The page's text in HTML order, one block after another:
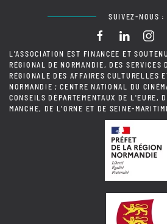
SUIVEZ-NOUS :
L'ASSOCIATION EST FINANCÉE ET
RÉGIONAL DE NORMANDIE, DES SERVICES
RÉGIONALE DES AFFAIRES CULTURELLES
NORMANDIE ; CENTRE NATIONAL DU
CONSEILS DÉPARTEMENTAUX DE L'EURE,
MANCHE, DE L'ORNE ET DE SEINE-